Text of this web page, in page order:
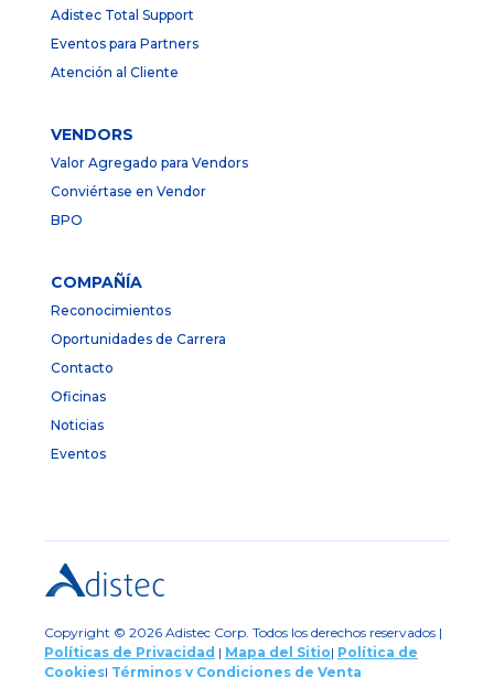
Adistec Total Support
Eventos para Partners
Atención al Cliente
VENDORS
Valor Agregado para Vendors
Conviértase en Vendor
BPO
COMPAÑÍA
Reconocimientos
Oportunidades de Carrera
Contacto
Oficinas
Noticias
Eventos
Copyright © 2026 Adistec Corp. Todos los derechos reservados |
Políticas de Privacidad | Mapa del Sitio| Política de
Cookies| Términos y Condiciones de Venta